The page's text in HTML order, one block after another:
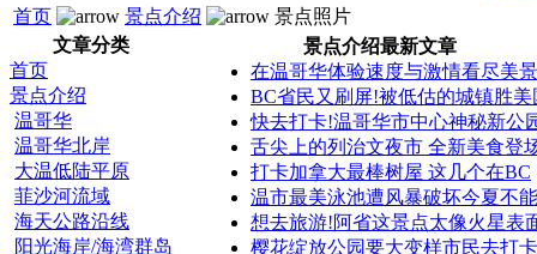
首页 景点介绍
景点照片
文章分类
首页
景点介绍
温哥华
温哥华北岸
大温低陆平原
菲沙河流域
海天公路沿线
阳光海岸/海湾群岛
景点介绍最新文章
在温哥华体验速度与激情看尽美景
BC省民又刷屏!被低估的城镇胜美
快去打卡!温哥华市中心神秘新公
舌尖上的列治文夜市 全新美食登
打卡加拿大最棒树屋 这几个在BC
温市最美泳池遭风暴破坏今夏不
想去旅游!阿省这景点太像火星表
樱花绽放公园要大变样市民去打卡